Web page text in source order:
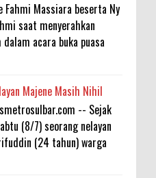
Fahmi Massiara beserta Ny
saat menyerahkan
acara buka puasa
Majene Masih Nihil
-- Sejak
(8/7) seorang nelayan
(24 tahun) warga